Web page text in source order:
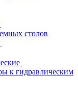
столов
к гидравлическим